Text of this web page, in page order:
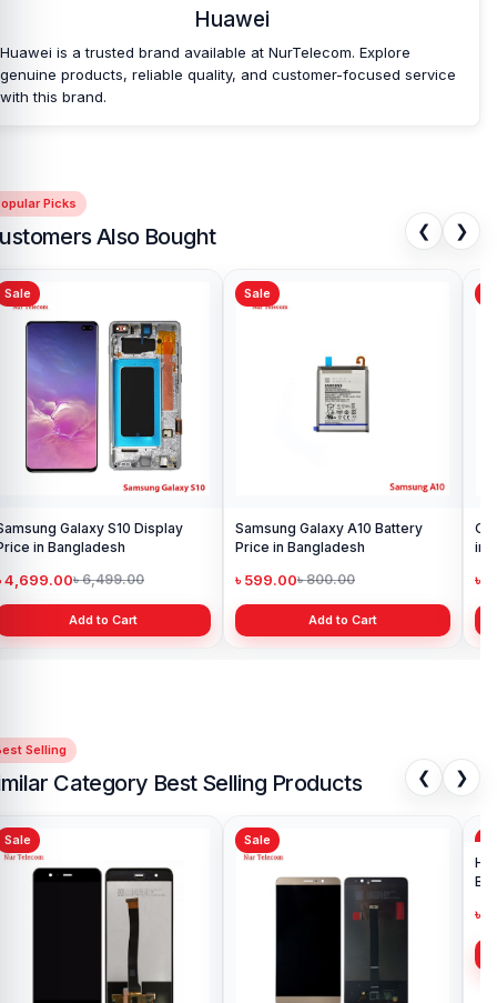
Huawei
Huawei is a trusted brand available at NurTelecom. Explore
genuine products, reliable quality, and customer-focused service
with this brand.
Picks
Also Bought ❮ ❯
Sale
Galaxy S10 Display
in Bangladesh
4,699.00৳ 6,499.00
Add to Cart
Sale
Samsung Galaxy A10 Battery
Price in Bangladesh
৳ 599.00৳ 800.00
Add to Cart
in
৳
Selling
Category Best Selling Products ❮ ❯
Sale Sale